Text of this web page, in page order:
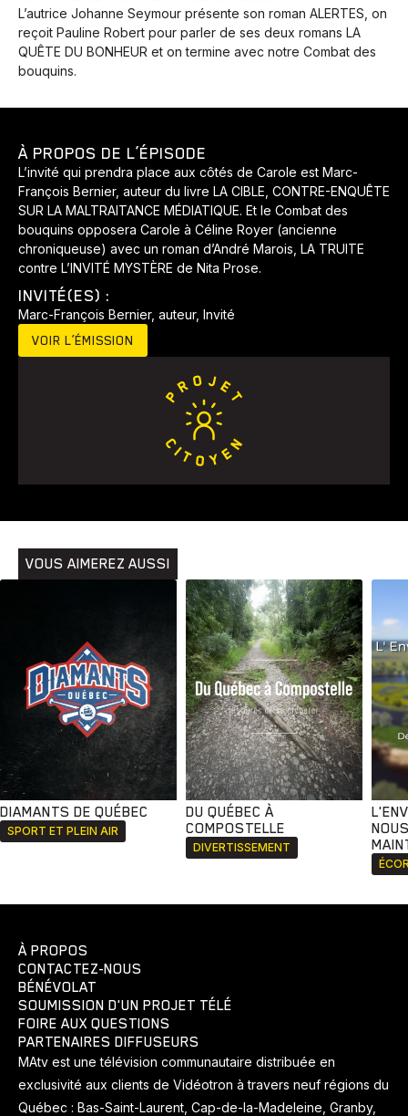
Bingo
Histoires Pêche
L’autrice Johanne Seymour présente son roman ALERTES, on
reçoit Pauline Robert pour parler de ses deux romans LA
QUÊTE DU BONHEUR et on termine avec notre Combat des
bouquins.
À PROPOS DE L’ÉPISODE
L’invité qui prendra place aux côtés de Carole est Marc-
François Bernier, auteur du livre LA CIBLE, CONTRE-ENQUÊTE
SUR LA MALTRAITANCE MÉDIATIQUE. Et le Combat des
bouquins opposera Carole à Céline Royer (ancienne
chroniqueuse) avec un roman d’André Marois, LA TRUITE
contre L’INVITÉ MYSTÈRE de Nita Prose.
INVITÉ(ES) :
Marc-François Bernier, auteur, Invité
VOIR L’ÉMISSION
VOUS AIMEREZ AUSSI
DIAMANTS DE QUÉBEC
SPORT ET PLEIN AIR
DU QUÉBEC À
COMPOSTELLE
DIVERTISSEMENT
À PROPOS
CONTACTEZ-NOUS
BÉNÉVOLAT
SOUMISSION D'UN PROJET TÉLÉ
FOIRE AUX QUESTIONS
PARTENAIRES DIFFUSEURS
MAtv est une télévision communautaire distribuée en
exclusivité aux clients de Vidéotron à travers neuf régions du
Québec : Bas-Saint-Laurent, Cap-de-la-Madeleine, Granby,